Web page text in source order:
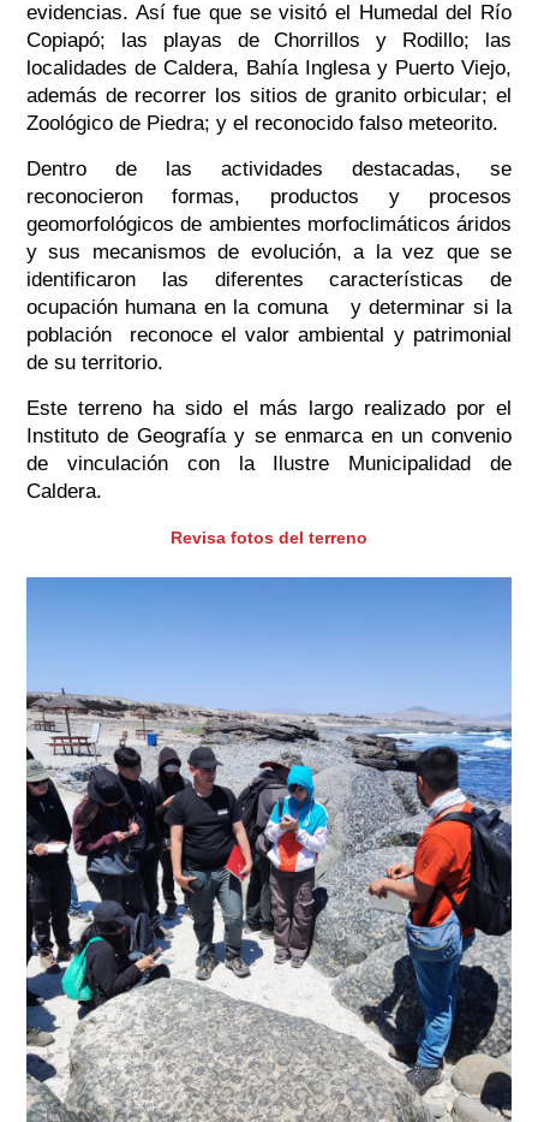
evidencias. Así fue que se visitó el
Humedal del Río
Copiapó; las playas de Chorrillos y Rodillo; las
localidades de Caldera, Bahía Inglesa y Puerto Viejo,
además de recorrer los sitios de granito orbicular; el
Zoológico de Piedra; y el reconocido falso meteorito.
Dentro de las actividades destacadas, se
reconocieronformas, productos y procesos
geomorfológicos de ambientes morfoclimáticos áridos
y sus mecanismos de evolución, a la vez que se
identificaron las diferentes características de
ocupación humana en la comuna y determinar si la
población reconoce el valor ambiental y patrimonial
de su territorio.
Este terreno ha sido el más largo realizado por el
Instituto de Geografía y se enmarca en un convenio
de vinculación con la Ilustre Municipalidad de
Caldera.
Revisa fotos del terreno